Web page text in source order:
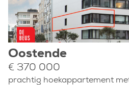
Oostende
€ 370 000
prachtig hoekappartement